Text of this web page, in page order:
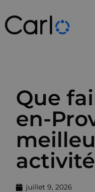
Que
en-
juillet 9, 2026